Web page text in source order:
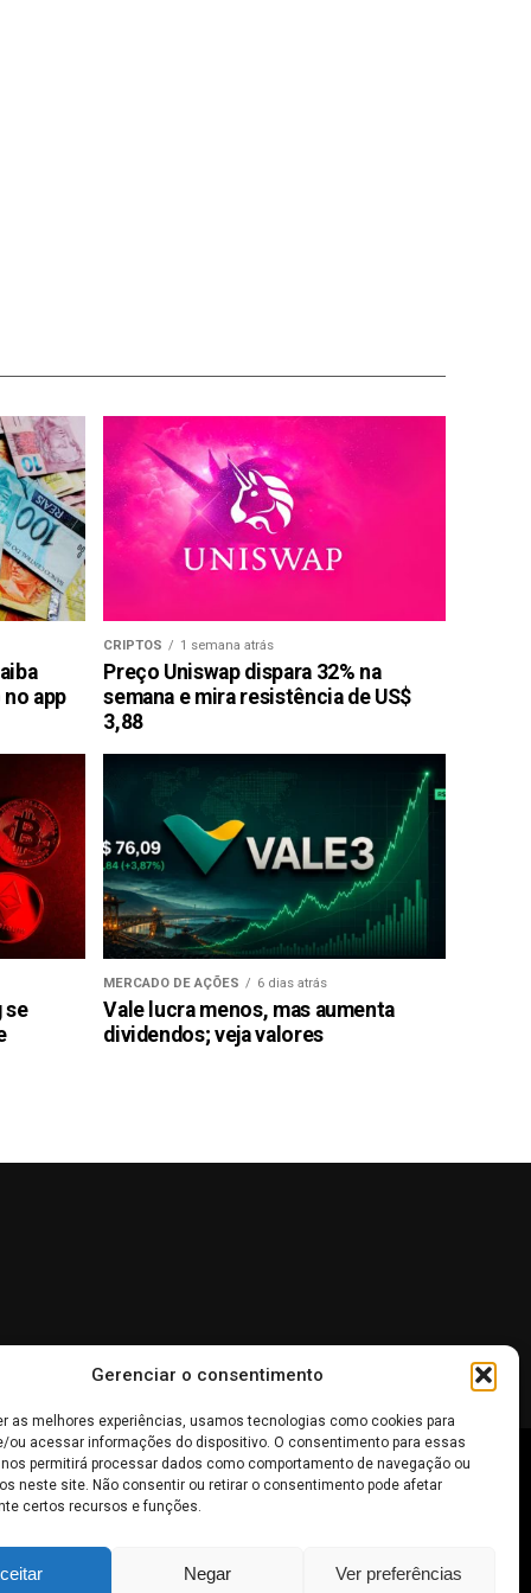
Gerenciar o consentimento
as melhores experiências, usamos tecnologias como cookies para
ou acessar informações do dispositivo. O consentimento para essas
permitirá processar dados como comportamento de navegação ou
neste site. Não consentir ou retirar o consentimento pode afetar
certos recursos e funções.
Negar Ver preferências
app
CRIPTOS 1 semana atrás
Preço Uniswap dispara 32% na
semana e mira resistência de US$
3,88
se
MERCADO DE AÇÕES 6 dias atrás
Vale lucra menos, mas aumenta
dividendos; veja valores
devem ser interpretadas como recomendações de